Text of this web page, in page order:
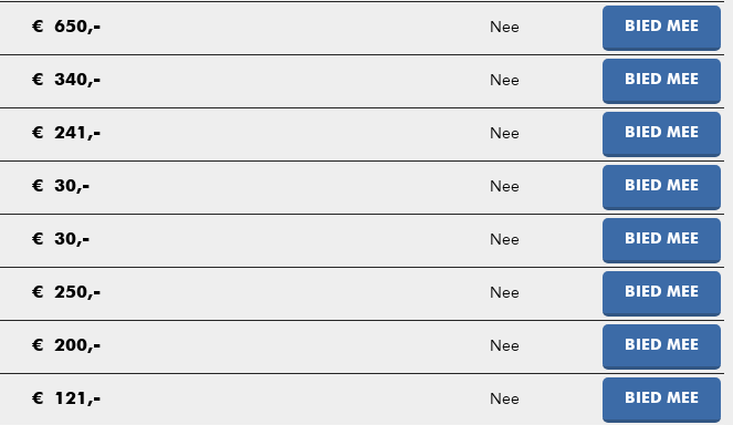
€ 650,- Nee BIED MEE
€ 340,- Nee BIED MEE
€ 241,- Nee BIED MEE
€ 30,- Nee BIED MEE
€ 30,- Nee BIED MEE
€ 250,- Nee BIED MEE
€ 200,- Nee BIED MEE
€ 121,- Nee BIED MEE